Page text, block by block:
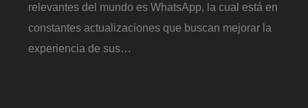
relevantes del mundo es WhatsApp, la cual está en
constantes actualizaciones que buscan mejorar la
experiencia de sus…